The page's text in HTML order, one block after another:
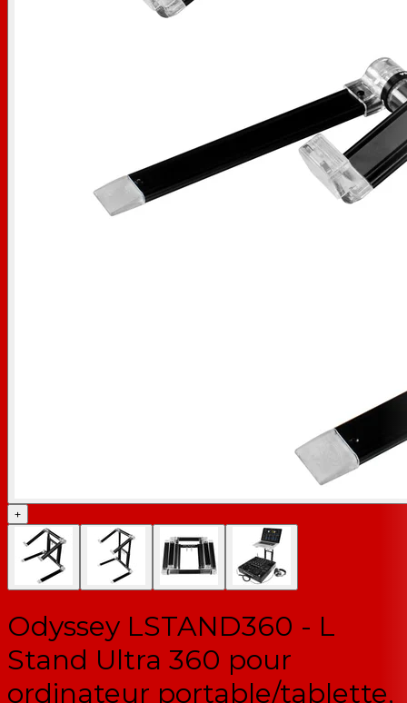
+
Odyssey LSTAND360 - L
Stand Ultra 360 pour
ordinateur portable/tablette,